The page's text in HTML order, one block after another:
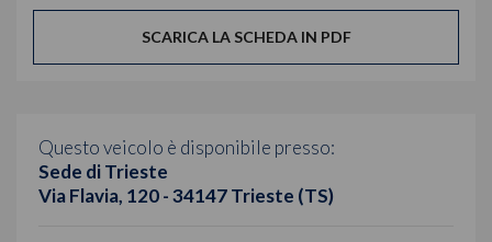
SCARICA LA SCHEDA IN PDF
Questo veicolo è disponibile presso:
Sede di Trieste
Via Flavia, 120 - 34147 Trieste (TS)